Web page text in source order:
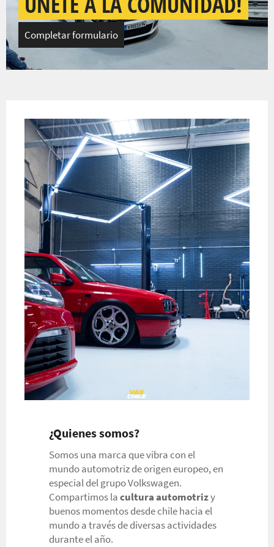
Completar formulario
¿Quienes somos?
Somos una marca que vibra con el
mundo automotriz de origen europeo, en
especial del grupo Volkswagen.
Compartimos lacultura automotrizy
buenos momentos desde chile hacia el
mundo a través de diversas actividades
durante el año.